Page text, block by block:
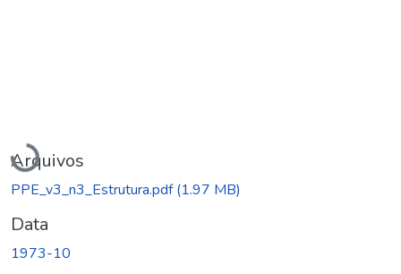
Carregando...
Arquivos
PPE_v3_n3_Estrutura.pdf(1.97 MB)
Data
1973-10